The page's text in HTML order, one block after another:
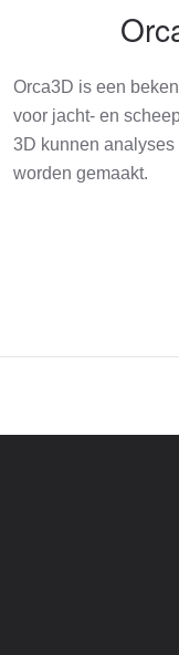
Orca3D is een
voor jacht- en
3D kunnen
worden gemaakt.